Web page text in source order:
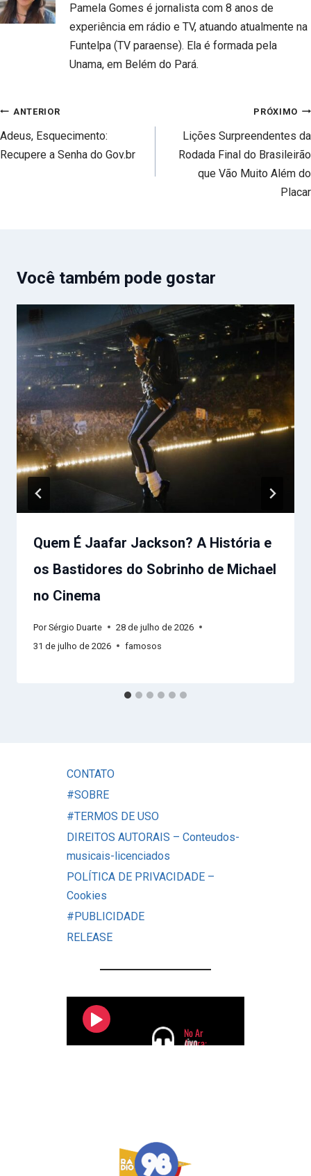
Pamela Gomes é jornalista com 8 anos de
experiência em rádio e TV, atuando atualmente na
Funtelpa (TV paraense). Ela é formada pela
Unama, em Belém do Pará.
Navegação
de
Post
ANTERIOR
Adeus, Esquecimento:
Recupere a Senha do Gov.br
PRÓXIMO
Lições Surpreendentes da
Rodada Final do Brasileirão
que Vão Muito Além do
Placar
Você também pode gostar
Quem É Jaafar Jackson? A História e
os Bastidores do Sobrinho de Michael
no Cinema
Por Sérgio Duarte
28 de julho de 2026
31 de julho de 2026
famosos
CONTATO
#SOBRE
#TERMOS DE USO
DIREITOS AUTORAIS – Conteudos-
musicais-licenciados
POLÍTICA DE PRIVACIDADE –
Cookies
#PUBLICIDADE
RELEASE